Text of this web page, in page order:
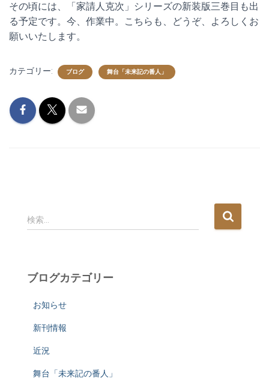
その頃には、「家請人克次」シリーズの新装版三巻目も出
る予定です。今、作業中。こちらも、どうぞ、よろしくお
願いいたします。
カテゴリー: ブログ 舞台「未来記の番人」
検
索
検索…
ブログカテゴリー
お知らせ
新刊情報
近況
舞台「未来記の番人」